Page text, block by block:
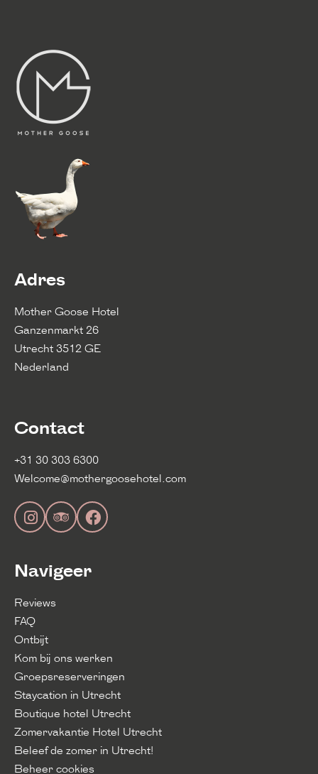
Adres
Mother Goose Hotel
Ganzenmarkt 26
Utrecht 3512 GE
Nederland
Contact
+31 30 303 6300
Welcome@mothergoosehotel.com
Navigeer
Reviews
FAQ
Ontbijt
Kom bij ons werken
Groepsreserveringen
Staycation in Utrecht
Boutique hotel Utrecht
Zomervakantie Hotel Utrecht
Beleef de zomer in Utrecht!
Beheer cookies